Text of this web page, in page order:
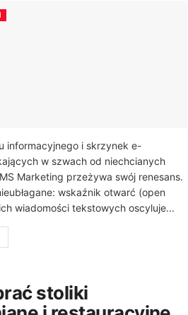
informacyjnego i skrzynek e-
w szwach od niechcianych
Marketing przeżywa swój renesans.
wskaźnik otwarć (open
wiadomości tekstowych oscyluje...
stoliki